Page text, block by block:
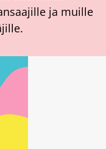
ja muille